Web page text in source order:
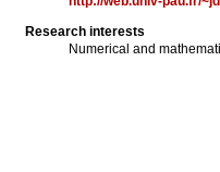
Research interests
Numerical and